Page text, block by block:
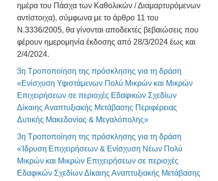
ημέρα του Πάσχα των Καθολικών / Διαμαρτυρόμενων
αντίστοιχα), σύμφωνα με το άρθρο 11 του
Ν.3336/2005, θα γίνονται αποδεκτές βεβαιώσεις που
φέρουν ημερομηνία έκδοσης από 28/3/2024 έως και
2/4/2024.
3η Τροποποίηση της πρόσκλησης για τη δράση
«Ενίσχυση Υφιστάμενων Πολύ Μικρών και Μικρών
Επιχειρήσεων σε περιοχές Εδαφικών Σχεδίων
Δίκαιης Αναπτυξιακής Μετάβασης Περιφέρειας
Δυτικής Μακεδονίας & Μεγαλόπολης»
3η Τροποποίηση της πρόσκλησης για τη δράση
«Ίδρυση Επιχειρήσεων & Ενίσχυση Νέων Πολύ
Μικρών και Μικρών Επιχειρήσεων σε περιοχές
Εδαφικών Σχεδίων Δίκαιης Αναπτυξιακής Μετάβασης